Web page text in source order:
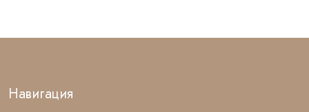
Навигация